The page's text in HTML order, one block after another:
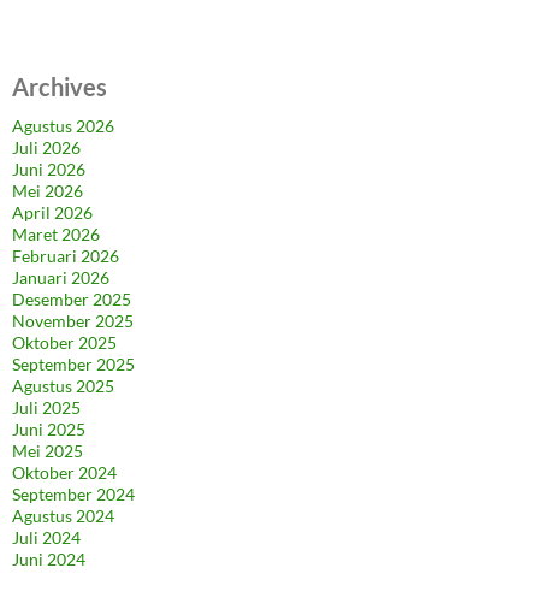
Archives
Agustus 2026
Juli 2026
Juni 2026
Mei 2026
April 2026
Maret 2026
Februari 2026
Januari 2026
Desember 2025
November 2025
Oktober 2025
September 2025
Agustus 2025
Juli 2025
Juni 2025
Mei 2025
Oktober 2024
September 2024
Agustus 2024
Juli 2024
Juni 2024